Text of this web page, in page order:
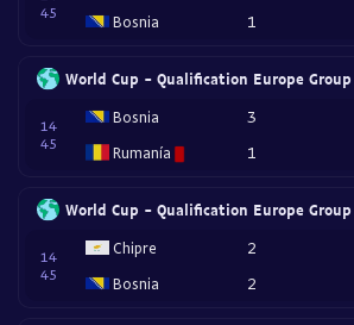
45
Bosnia
1
World Cup - Qualification Europe Group
14
45
Bosnia
Rumanía
3
1
World Cup - Qualification Europe Group
14
45
Chipre
Bosnia
2
2